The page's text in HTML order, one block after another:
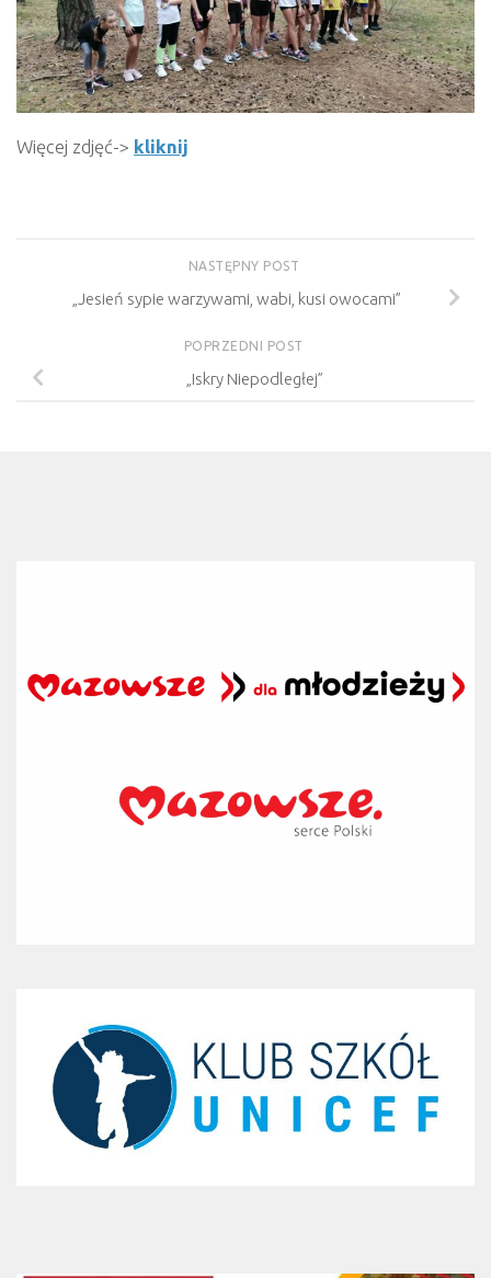
Więcej zdjęć-> kliknij
NASTĘPNY POST
„Jesień sypie warzywami, wabi, kusi owocami”
POPRZEDNI POST
„Iskry Niepodległej”